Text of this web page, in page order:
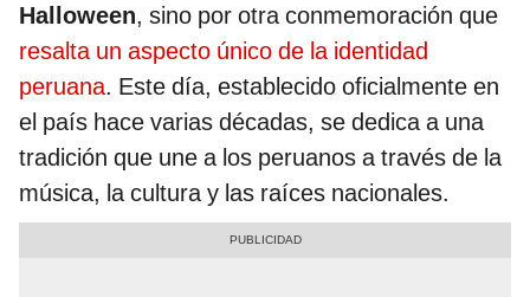
Halloween, sino por otra conmemoración que
resalta un aspecto único de la identidad
peruana. Este día, establecido oficialmente en
el país hace varias décadas, se dedica a una
tradición que une a los peruanos a través de la
música, la cultura y las raíces nacionales.